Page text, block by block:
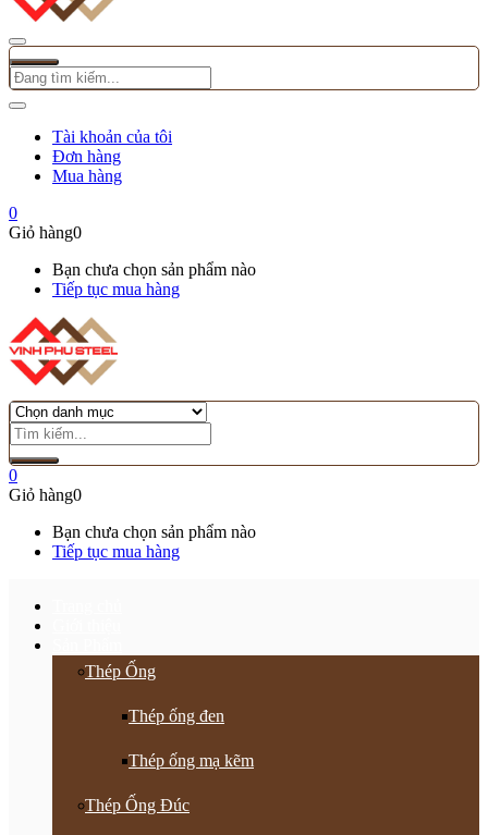
Tài khoản của tôi
Đơn hàng
Mua hàng
0
Giỏ hàng0
Bạn chưa chọn sản phẩm nào
Tiếp tục mua hàng
0
Giỏ hàng0
Bạn chưa chọn sản phẩm nào
Tiếp tục mua hàng
Thép Ống
Thép ống đen
Thép ống mạ kẽm
Thép Ống Đúc